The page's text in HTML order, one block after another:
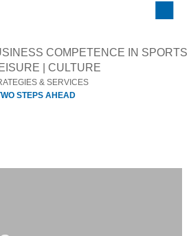
COMPETENCE IN SPORTS
| CULTURE
& SERVICES
STEPS AHEAD